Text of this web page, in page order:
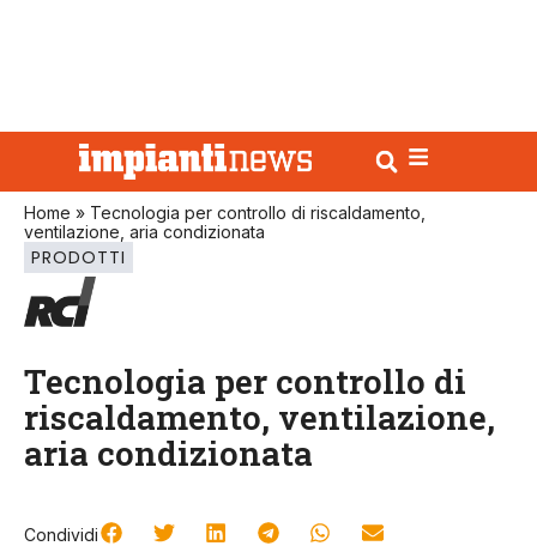
Home » Tecnologia per controllo di riscaldamento,
ventilazione, aria condizionata
PRODOTTI
Tecnologia per controllo di
riscaldamento, ventilazione,
aria condizionata
Condividi